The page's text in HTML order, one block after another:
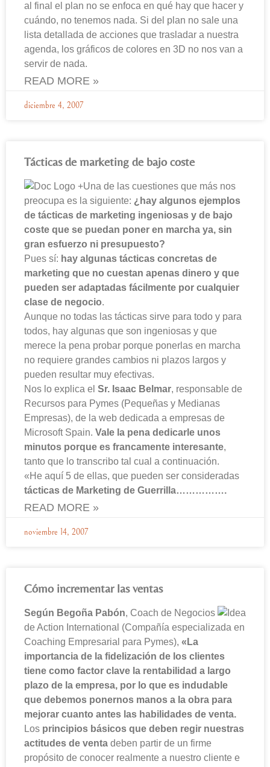
al final el plan no se enfoca en qué hay que hacer y
cuándo, no tenemos nada. Si del plan no sale una
lista detallada de acciones que trasladar a nuestra
agenda, los gráficos de colores en 3D no nos van a
servir de nada.
READ MORE »
diciembre 4, 2007
Tácticas de marketing de bajo coste
Una de las cuestiones que más nos
preocupa es la siguiente: ¿hay algunos ejemplos
de tácticas de marketing ingeniosas y de bajo
coste que se puedan poner en marcha ya, sin
gran esfuerzo ni presupuesto?
Pues sí: hay algunas tácticas concretas de
marketing que no cuestan apenas dinero y que
pueden ser adaptadas fácilmente por cualquier
clase de negocio.
Aunque no todas las tácticas sirve para todo y para
todos, hay algunas que son ingeniosas y que
merece la pena probar porque ponerlas en marcha
no requiere grandes cambios ni plazos largos y
pueden resultar muy efectivas.
Nos lo explica el Sr. Isaac Belmar, responsable de
Recursos para Pymes (Pequeñas y Medianas
Empresas), de la web dedicada a empresas de
Microsoft Spain. Vale la pena dedicarle unos
minutos porque es francamente interesante,
tanto que lo transcribo tal cual a continuación.
«He aquí 5 de ellas, que pueden ser consideradas
tácticas de Marketing de Guerrilla…………….
READ MORE »
noviembre 14, 2007
Cómo incrementar las ventas
Según Begoña Pabón, Coach de Negocios
de Action International (Compañía especializada en
Coaching Empresarial para Pymes), «La
importancia de la fidelización de los clientes
tiene como factor clave la rentabilidad a largo
plazo de la empresa, por lo que es indudable
que debemos ponernos manos a la obra para
mejorar cuanto antes las habilidades de venta.
Los principios básicos que deben regir nuestras
actitudes de venta deben partir de un firme
propósito de conocer realmente a nuestro cliente e